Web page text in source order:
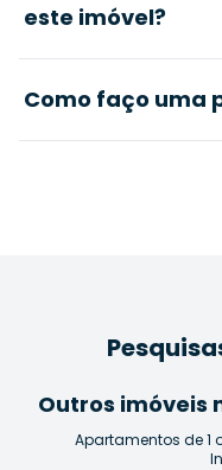
este imóvel?
Como faço uma
Outros imóveis
Apartamentos de 1